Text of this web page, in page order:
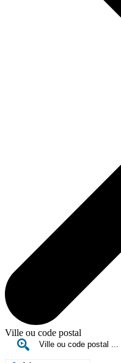
Ville ou code postal